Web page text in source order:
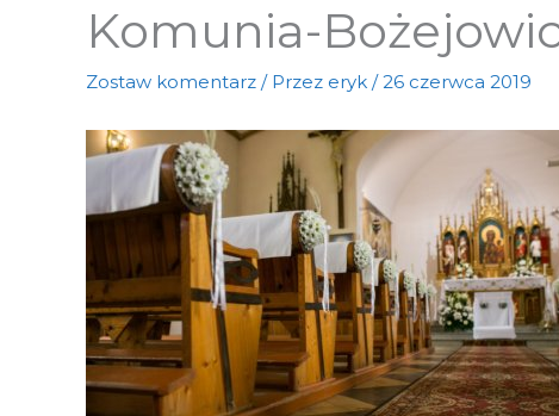
Komunia-
Zostaw komentarz / Przez eryk /26 czerwca 2019